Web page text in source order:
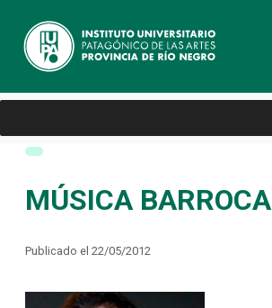
MÚSICA BARROCA
Publicado el 22/05/2012